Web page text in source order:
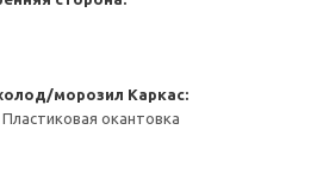
морозил Каркас:
окантовка